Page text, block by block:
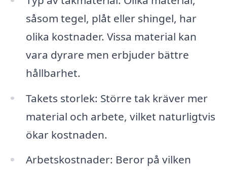
såsom tegel, plåt eller shingel, har
olika kostnader. Vissa material kan
vara dyrare men erbjuder bättre
hållbarhet.
Takets storlek: Större tak kräver mer
material och arbete, vilket naturligtvis
ökar kostnaden.
Arbetskostnader: Beror på vilken